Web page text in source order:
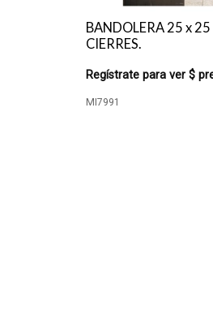
BANDOLERA 25 x
CIERRES.
Regístrate para ver $
MI7991